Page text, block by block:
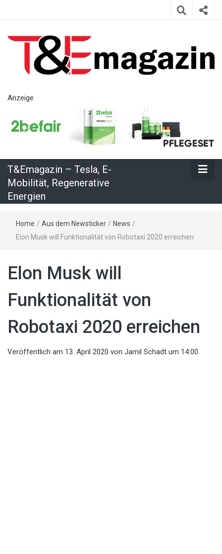
– Tesla, E-
Mobilität,
Regenerative
Energien
Anzeige
T&Emagazin – Tesla, E-
Mobilität, Regenerative
Energien
Home / Aus dem Newsticker / News /
Elon Musk will Funktionalität von Robotaxi 2020 erreichen
Elon Musk will
Funktionalität von
Robotaxi 2020 erreichen
Veröffentlich am 13. April 2020 von Jamil Schadt um 14:00